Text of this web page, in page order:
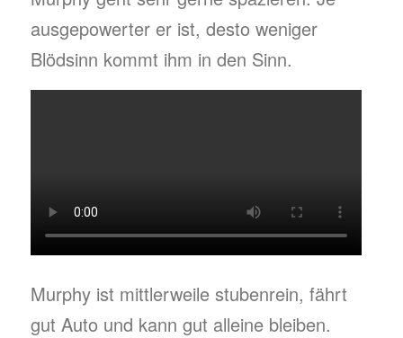
ausgepowerter er ist, desto weniger
Blödsinn kommt ihm in den Sinn.
Murphy ist mittlerweile stubenrein, fährt
gut Auto und kann gut alleine bleiben.